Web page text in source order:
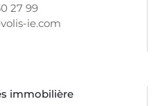
27 99
ie.com
immobilière